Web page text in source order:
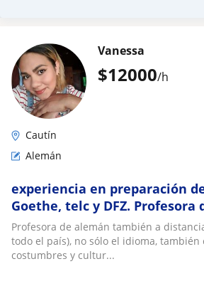
$12000/h
Vanessa
Cautín
Alemán
experiencia en preparación
Goethe, telc y DFZ. Profesora
disponible para todo el país)
Profesora de alemán también a
todo el país), no sólo el idioma, también
costumbres y cultur...